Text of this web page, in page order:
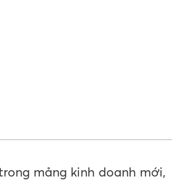
mảng kinh doanh mới,